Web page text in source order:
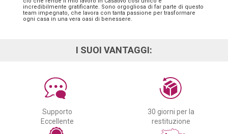
incredibilmente gratificante. Sono orgogliosa di far parte di questo
team impegnato, che lavora con tanta passione per trasformare
ogni casa in una vera oasi di benessere.
I SUOI VANTAGGI:
Supporto
Eccellente
30 giorni per la
restituzione